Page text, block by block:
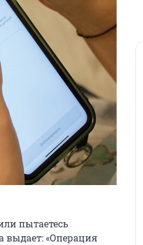
пытаетесь
выдает: «Операция